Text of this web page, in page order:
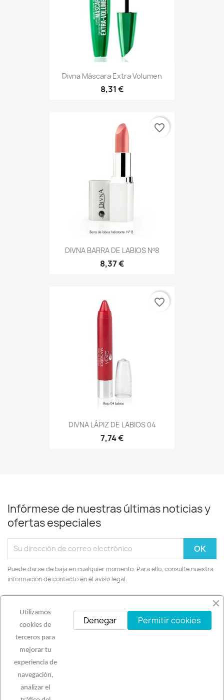
Divna Máscara Extra Volumen
8,31 €
DIVNA BARRA DE LABIOS Nº8
8,37 €
favorite_border
DIVNA LÁPIZ DE LABIOS 04
7,74 €
favorite_border
Infórmese de nuestras últimas noticias y
ofertas especiales
Puede darse de baja en cualquier momento. Para ello, consulte nuestra
información de contacto en el aviso legal.
PRODUCTOS
NUESTRA EMPRESA
Utilizamos
cookies de
terceros para
mejorar tu
experiencia de
navegación,
analizar el
Permitir cookies
Denegar